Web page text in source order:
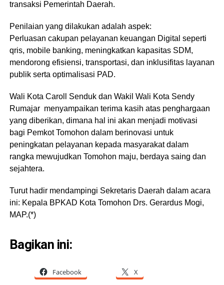
transaksi Pemerintah Daerah.
Penilaian yang dilakukan adalah aspek:
Perluasan cakupan pelayanan keuangan Digital seperti
qris, mobile banking, meningkatkan kapasitas SDM,
mendorong efisiensi, transportasi, dan inklusifitas layanan
publik serta optimalisasi PAD.
Wali Kota Caroll Senduk dan Wakil Wali Kota Sendy
Rumajar menyampaikan terima kasih atas penghargaan
yang diberikan, dimana hal ini akan menjadi motivasi
bagi Pemkot Tomohon dalam berinovasi untuk
peningkatan pelayanan kepada masyarakat dalam
rangka mewujudkan Tomohon maju, berdaya saing dan
sejahtera.
Turut hadir mendampingi Sekretaris Daerah dalam acara
ini: Kepala BPKAD Kota Tomohon Drs. Gerardus Mogi,
MAP.(*)
Bagikan ini:
Facebook X